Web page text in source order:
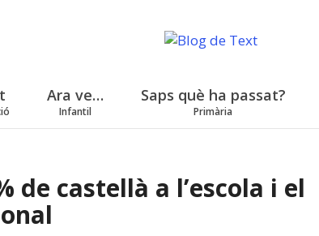
Ara ve…
Infantil
Saps què ha passat?
Primària
de castellà a l’escola i el